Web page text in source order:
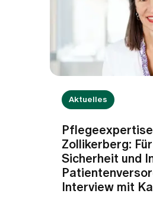
Aktuelles
Zollikerberg:
Sicherheit und
Interview mit